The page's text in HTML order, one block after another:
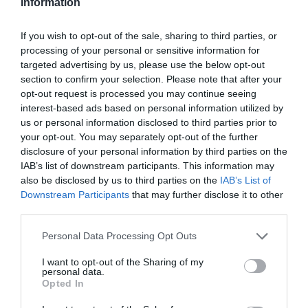
If you wish to opt-out of the sale, sharing to third parties, or
processing of your personal or sensitive information for
targeted advertising by us, please use the below opt-out
section to confirm your selection. Please note that after your
opt-out request is processed you may continue seeing
interest-based ads based on personal information utilized by
us or personal information disclosed to third parties prior to
your opt-out. You may separately opt-out of the further
disclosure of your personal information by third parties on the
IAB’s list of downstream participants. This information may
also be disclosed by us to third parties on the IAB’s List of
Downstream Participants that may further disclose it to other
Personal Data Processing Opt Outs
I want to opt-out of the Sharing of my
personal data.
Opted In
fundació ha aconseguit estendre l'acreditació
Libera Careal centre sociosanitari de l’Ametlla del
Vallès, essent aquest el primer equipament
sociosanitari de tot l'Estat en rebre aquesta
distinció que dignifica el model d'atenció integral.
Àptima Centre Clínic ha
assolit una xifra de negoci
de 33,2 milions d'euros
i Axioma Solucions ha
tancat el període amb uns
ingressos de 19,5 milions